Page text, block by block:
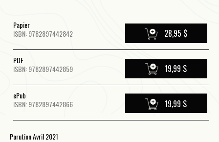
Papier
ISBN: 9782897442842
28,95 $
PDF
ISBN: 9782897442859
19,99 $
ePub
ISBN: 9782897442866
19,99 $
Parution Avril 2021